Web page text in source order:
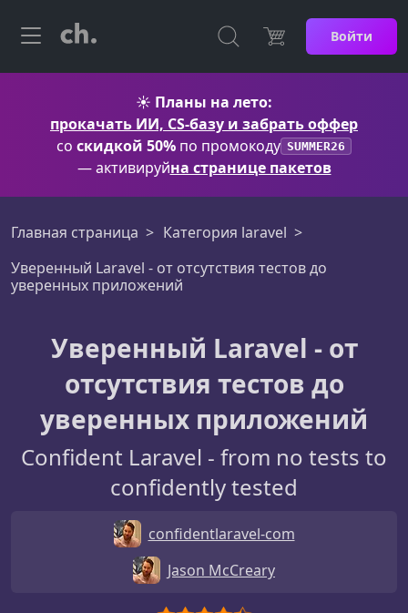
Войти
☀️ Планы на лето:
прокачать ИИ, CS-базу и забрать оффер
со скидкой 50% по промокоду SUMMER26
— активируйна странице пакетов
Главная страница
Категория laravel
Уверенный Laravel - от отсутствия тестов до
уверенных приложений
Уверенный Laravel - от
отсутствия тестов до
уверенных приложений
Confident Laravel - from no tests to
confidently tested
confidentlaravel-com
Jason McCreary